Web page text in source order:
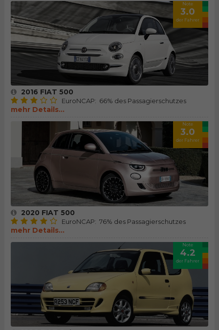
Note
3.0
der Fahrer
2016 FIAT 500
EuroNCAP: 66% des Passagierschutzes
mehr Details...
Note
3.0
der Fahrer
2020 FIAT 500
EuroNCAP: 76% des Passagierschutzes
mehr Details...
Note
4.2
der Fahrer